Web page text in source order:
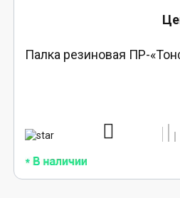
Палка резиновая ПР-